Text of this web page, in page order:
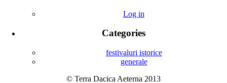
Log in
Categories
festivaluri istorice
generale
© Terra Dacica Aeterna 2013